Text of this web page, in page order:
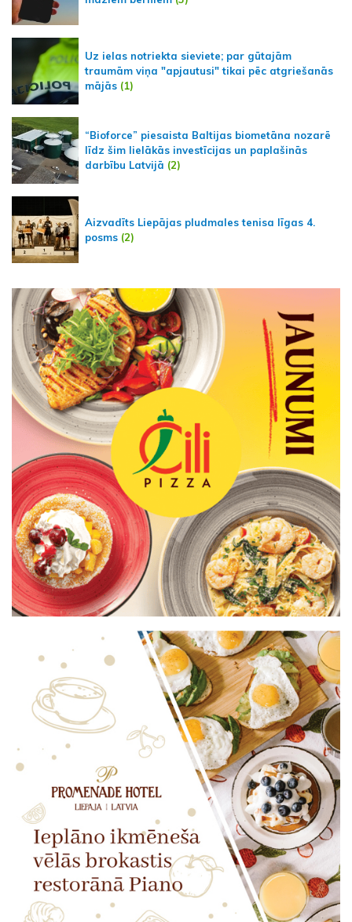
Uz ielas notriekta sieviete; par gūtajām
traumām viņa "apjautusi" tikai pēc atgriešanās
mājās (1)
“Bioforce” piesaista Baltijas biometāna nozarē
līdz šim lielākās investīcijas un paplašinās
darbību Latvijā (2)
Aizvadīts Liepājas pludmales tenisa līgas 4.
posms (2)